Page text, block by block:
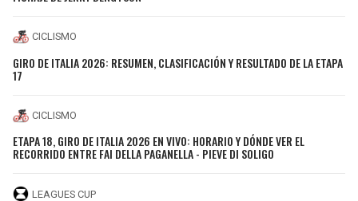
CICLISMO
GIRO DE ITALIA 2026: RESUMEN, CLASIFICACIÓN Y RESULTADO DE LA ETAPA
17
CICLISMO
ETAPA 18, GIRO DE ITALIA 2026 EN VIVO: HORARIO Y DÓNDE VER EL
RECORRIDO ENTRE FAI DELLA PAGANELLA - PIEVE DI SOLIGO
LEAGUES CUP